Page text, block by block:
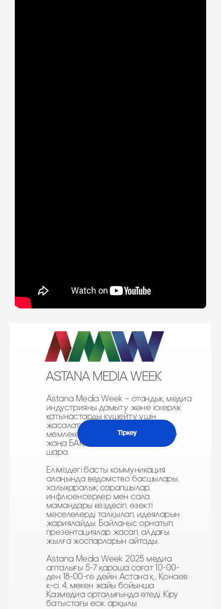
ASTANA MEDIA WEEK
Astana Media Week – отандық медиа
индустрияны дамыту және іскерлік
қатынастарды күшейту үшін
жасалатын, Қазақстандағы
мемлекеттік, тәуелсіз, кәсіби және
жаңа БАҚ-тың басын қосатын іс-
шара.
Еліміздегі басты коммуникация
алаңында ведомство басшылары,
халықаралық сарапшылар,
инфлюенсерлер мен сала
мамандары кездесіп, өзекті
мәселелерді талқылап, идеяларын
жариялайды. Байланыс орнатып,
презентациялар жасап, алдағы
жылға жоспарларын айтады.
Astana Media Week 2025 медиа
апталығы 5-7 қараша сағат 10-00-
ден 18-00-ге дейін Астана қ., Қонаев
к-сі, 4, мекен жайы бойынша
Қазмедиа орталығында өтеді. Кіру
батыстағы есік арқылы
Тіркеу